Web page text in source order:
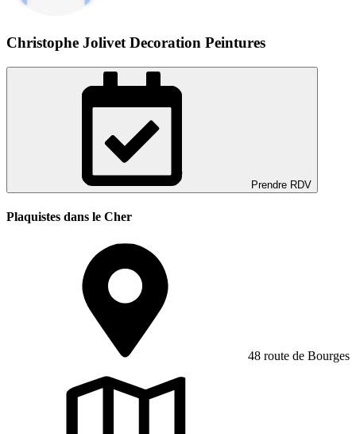
Christophe Jolivet Decoration Peintures
Prendre RDV
Plaquistes dans le Cher
48 route de Bourges